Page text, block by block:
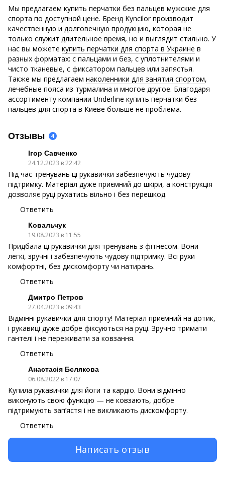
Мы предлагаем купить перчатки без пальцев мужские для
спорта по доступной цене. Бренд Kyncilor производит
качественную и долговечную продукцию, которая не
только служит длительное время, но и выглядит стильно. У
нас вы можете купить перчатки для спорта в Украине в
разных форматах: с пальцами и без, с уплотнителями и
чисто тканевые, с фиксатором пальцев или запястья.
Также мы предлагаем наколенники для занятия спортом,
лечебные пояса из турмалина и многое другое. Благодаря
ассортименту компании Underline купить перчатки без
пальцев для спорта в Киеве больше не проблема.
Отзывы 4
Ігор Савченко
24.12.2023 в 22:42
Під час тренувань ці рукавички забезпечують чудову
підтримку. Матеріал дуже приємний до шкіри, а конструкція
дозволяє руці рухатись вільно і без перешкод.
Ответить
Ковальчук
19.08.2023 в 11:55
Придбала ці рукавички для тренувань з фітнесом. Вони
легкі, зручні і забезпечують чудову підтримку. Всі рухи
комфортні, без дискомфорту чи натирань.
Ответить
Дмитро Петров
27.04.2023 в 09:43
Відмінні рукавички для спорту! Матеріал приємний на дотик,
і рукавиці дуже добре фіксуються на руці. Зручно тримати
гантелі і не переживати за ковзання.
Ответить
Анастасія Бєлякова
06.08.2022 в 17:07
Купила рукавички для йоги та кардіо. Вони відмінно
виконують свою функцію — не ковзають, добре
підтримують зап’ястя і не викликають дискомфорту.
Ответить
Написать отзыв